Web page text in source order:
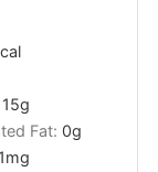
15g
Fat: 0g
mg